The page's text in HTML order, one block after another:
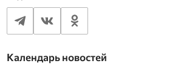
Календарь новостей